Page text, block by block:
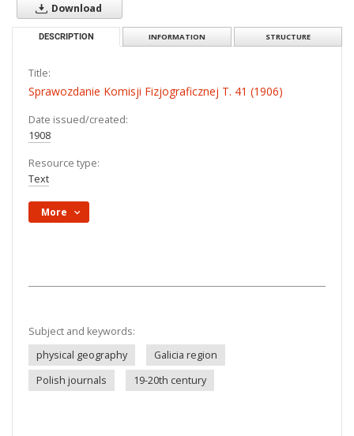
Download
DESCRIPTION INFORMATION STRUCTURE
Title:
Sprawozdanie Komisji Fizjograficznej T. 41 (1906)
Date issued/created:
1908
Resource type:
Text
More
Subject and keywords:
physical geography
Galicia region
Polish journals
19-20th century